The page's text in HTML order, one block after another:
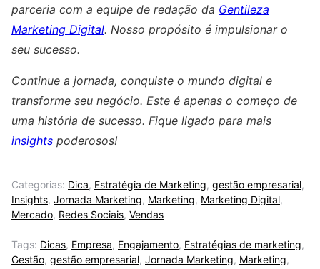
parceria com a equipe de redação da Gentileza
Marketing Digital. Nosso propósito é impulsionar o
seu sucesso.
Continue a jornada, conquiste o mundo digital e
transforme seu negócio. Este é apenas o começo de
uma história de sucesso. Fique ligado para mais
insights poderosos!
Categorias: Dica, Estratégia de Marketing, gestão empresarial,
Insights, Jornada Marketing, Marketing, Marketing Digital,
Mercado, Redes Sociais, Vendas
Tags: Dicas, Empresa, Engajamento, Estratégias de marketing,
Gestão, gestão empresarial, Jornada Marketing, Marketing,